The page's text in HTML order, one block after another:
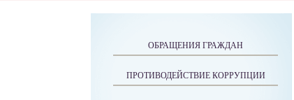
ОБРАЩЕНИЯ ГРАЖДАН
ПРОТИВОДЕЙСТВИЕ КОРРУПЦИИ